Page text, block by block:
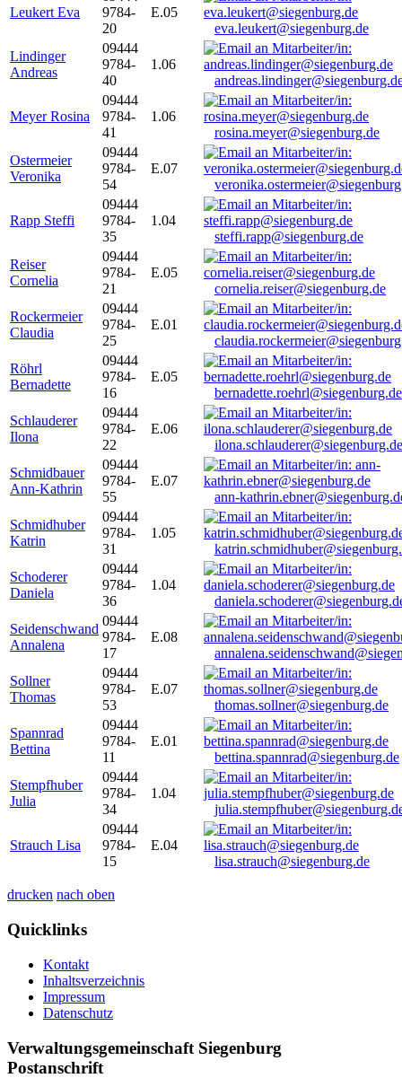
Leukert Eva
9784-
20
E.05
eva.leukert@siegenburg.de
Lindinger
Andreas
09444
9784-
40
1.06
Meyer Rosina
09444
9784-
41
1.06
rosina.meyer@siegenburg.de
Ostermeier
Veronika
09444
9784-
54
E.07
Rapp Steffi
09444
9784-
35
1.04
steffi.rapp@siegenburg.de
Reiser
Cornelia
09444
9784-
21
E.05
cornelia.reiser@siegenburg.de
Rockermeier
Claudia
09444
9784-
25
E.01
Röhrl
Bernadette
09444
9784-
16
E.05
bernadette.roehrl@siegenburg.de
Schlauderer
Ilona
09444
9784-
22
E.06
ilona.schlauderer@siegenburg.de
Schmidbauer
Ann-Kathrin
09444
9784-
55
E.07
ann-
Schmidhuber
Katrin
09444
9784-
31
1.05
Schoderer
Daniela
09444
9784-
36
1.04
Seidenschwand
Annalena
09444
9784-
17
E.08
Sollner
Thomas
09444
9784-
53
E.07
thomas.sollner@siegenburg.de
Spannrad
Bettina
09444
9784-
11
E.01
bettina.spannrad@siegenburg.de
Stempfhuber
Julia
09444
9784-
34
1.04
Strauch Lisa
09444
9784-
15
E.04
lisa.strauch@siegenburg.de
drucken nach oben
Quicklinks
Kontakt
Inhaltsverzeichnis
Impressum
Datenschutz
Verwaltungsgemeinschaft Siegenburg
Postanschrift